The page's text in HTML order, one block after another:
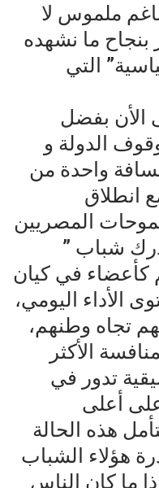
ملموس لا
بنجاح ما نشهده
التي
الأن بفضل
الدولة و
واحدة من
انطلاق
المصريين
شباب ”
كأعضاء في كيان
الأداء اليومي،
تجاه وطنهم،
الأكثر
تدور في
أعلى
هذه الحالة
هؤلاء الشباب
ما كان الناس